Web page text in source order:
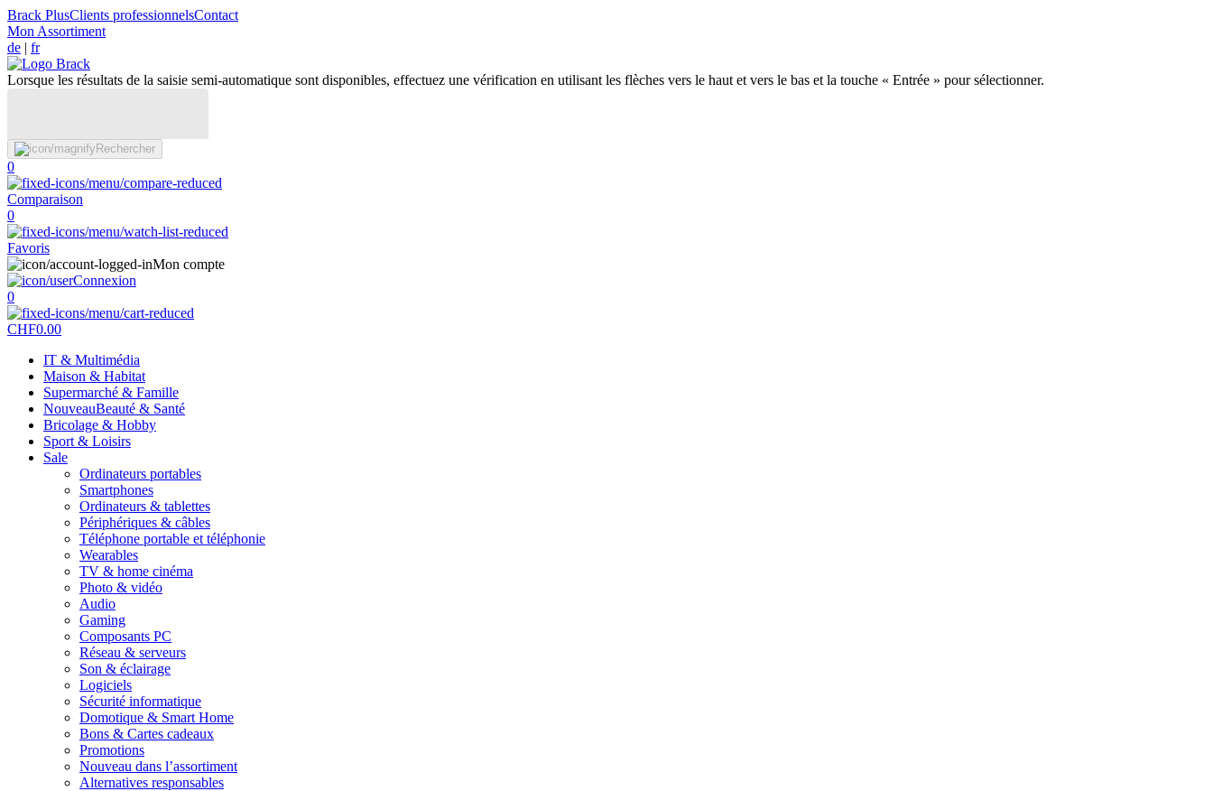
Brack PlusClients professionnelsContact
Mon Assortiment
de | fr
Lorsque les résultats de la saisie semi-automatique sont disponibles, effectuez une vérification en utilisant les flèches vers le haut et vers le bas et la touche « Entrée » pour sélectionner.
Rechercher
0
Comparaison
0
Favoris
Mon compte
Connexion
0
CHF0.00
IT & Multimédia
Maison & Habitat
Supermarché & Famille
NouveauBeauté & Santé
Bricolage & Hobby
Sport & Loisirs
Sale
Ordinateurs portables
Smartphones
Ordinateurs & tablettes
Périphériques & câbles
Téléphone portable et téléphonie
Wearables
TV & home cinéma
Photo & vidéo
Audio
Gaming
Composants PC
Réseau & serveurs
Son & éclairage
Logiciels
Sécurité informatique
Domotique & Smart Home
Bons & Cartes cadeaux
Promotions
Nouveau dans l’assortiment
Alternatives responsables